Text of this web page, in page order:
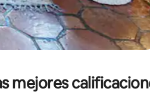
mejores